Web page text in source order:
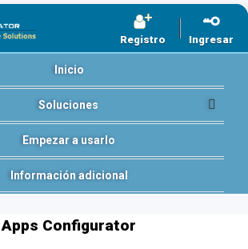
Registro Ingresar
Inicio
Soluciones
Empezar a usarlo
Información adicional
Apps Configurator